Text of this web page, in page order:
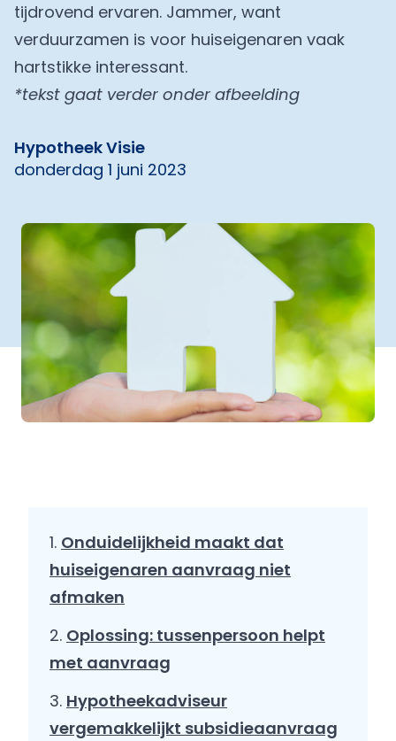
tijdrovend ervaren. Jammer, want
verduurzamen is voor huiseigenaren vaak
hartstikke interessant.
*tekst gaat verder onder afbeelding
Hypotheek Visie
donderdag 1 juni 2023
Onduidelijkheid maakt dat
huiseigenaren aanvraag niet
afmaken
Oplossing: tussenpersoon helpt
met aanvraag
Hypotheekadviseur
vergemakkelijkt subsidieaanvraag